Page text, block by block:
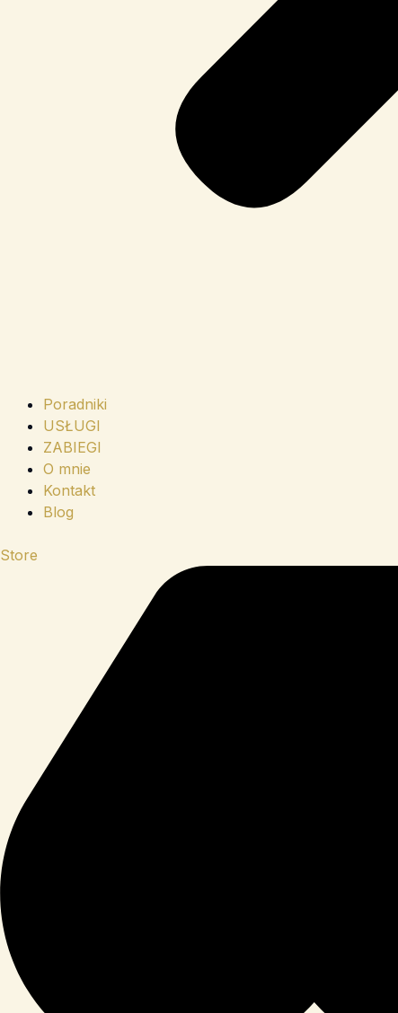
Poradniki
USŁUGI
ZABIEGI
O mnie
Kontakt
Blog
Store